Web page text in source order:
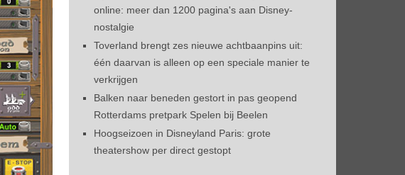
online: meer dan 1200 pagina's aan Disney-
nostalgie
Toverland brengt zes nieuwe achtbaanpins uit:
één daarvan is alleen op een speciale manier te
verkrijgen
Balken naar beneden gestort in pas geopend
Rotterdams pretpark Spelen bij Beelen
Hoogseizoen in Disneyland Paris: grote
theatershow per direct gestopt